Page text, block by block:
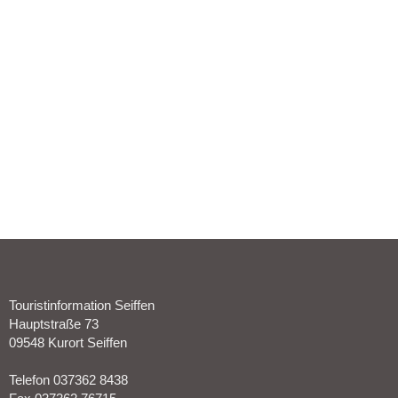
Touristinformation Seiffen
Hauptstraße 73
09548 Kurort Seiffen
Telefon 037362 8438